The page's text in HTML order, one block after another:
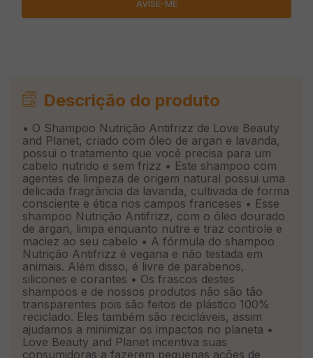
Descrição do produto
• O Shampoo Nutrição Antifrizz de Love Beauty
and Planet, criado com óleo de argan e lavanda,
possui o tratamento que você precisa para um
cabelo nutrido e sem frizz • Este shampoo com
agentes de limpeza de origem natural possui uma
delicada fragrância da lavanda, cultivada de forma
consciente e ética nos campos franceses • Esse
shampoo Nutrição Antifrizz, com o óleo dourado
de argan, limpa enquanto nutre e traz controle e
maciez ao seu cabelo • A fórmula do shampoo
Nutrição Antifrizz é vegana e não testada em
animais. Além disso, é livre de parabenos,
silicones e corantes • Os frascos destes
shampoos e de nossos produtos não são tão
transparentes pois são feitos de plástico 100%
reciclado. Eles também são recicláveis, assim
ajudamos a minimizar os impactos no planeta •
Love Beauty and Planet incentiva suas
consumidoras a fazerem pequenas ações de